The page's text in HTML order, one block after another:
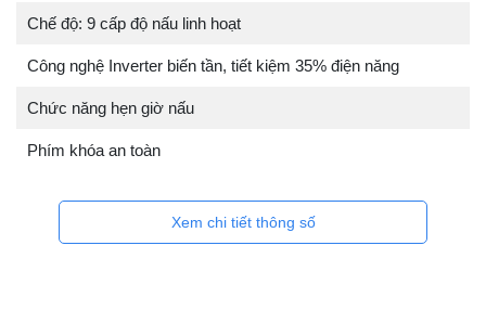
Chế độ: 9 cấp độ nấu linh hoạt
Công nghệ Inverter biến tần, tiết kiệm 35% điện năng
Chức năng hẹn giờ nấu
Phím khóa an toàn
Xem chi tiết thông số